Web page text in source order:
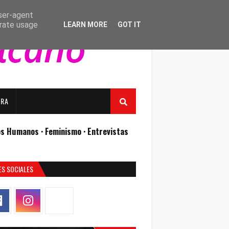
Humanos · Feminismo · Entrevistas
SOCIALES
agent
usage
LEARN MORE GOT IT